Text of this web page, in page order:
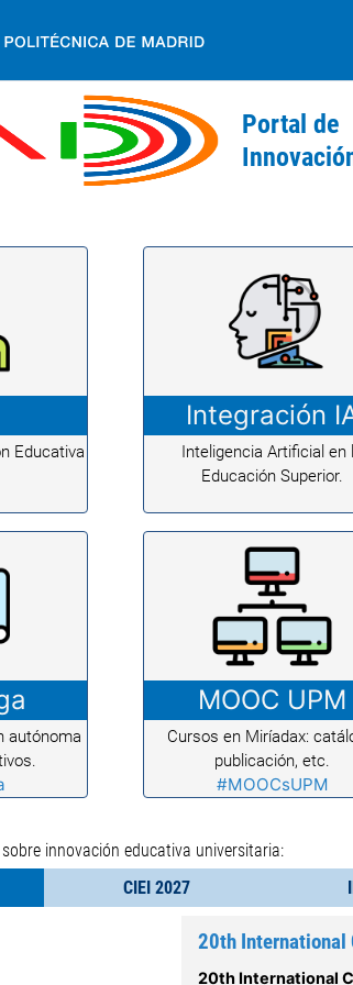
Educativa
Integración
Inteligencia Artificial en
Educación Superior.
autónoma
MOOC UPM
Cursos en Miríadax:
publicación, etc.
#MOOCsUPM
innovación educativa universitaria:
CIEI 2027
20th International
20th International